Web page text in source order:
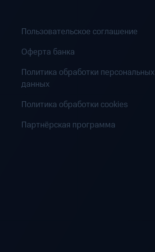
Пользовательское соглашение
Оферта банка
Политика обработки персональных
данных
Политика обработки cookies
Партнёрская программа